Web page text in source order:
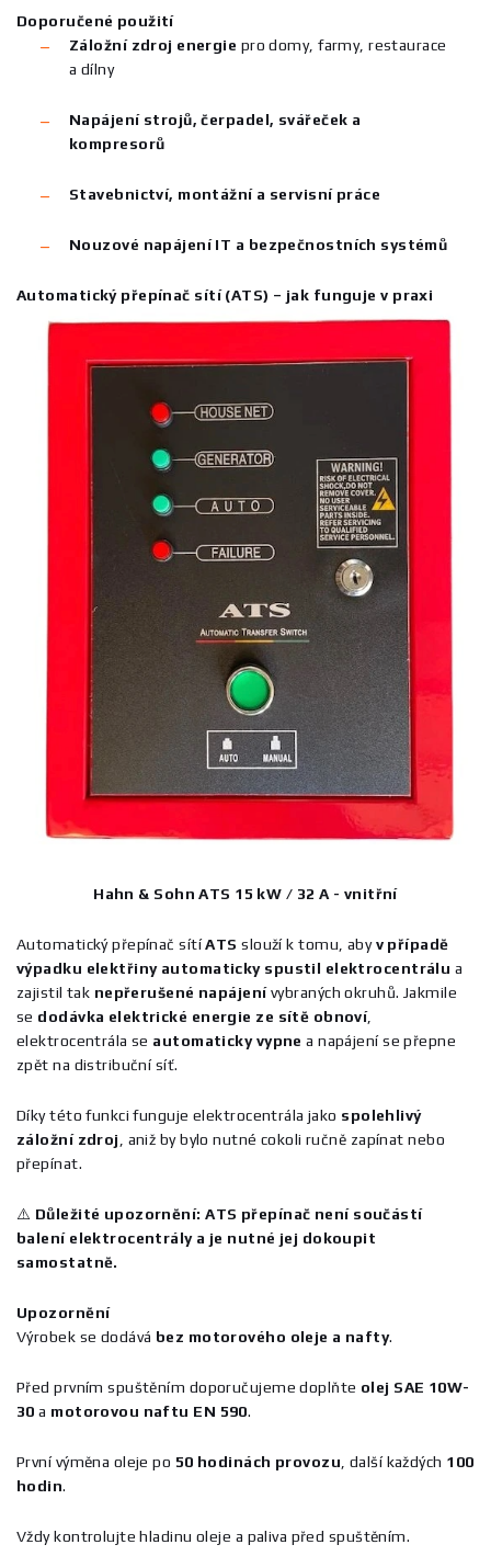
Doporučené použití
Záložní zdroj energie pro domy, farmy, restaurace
a dílny
Napájení strojů, čerpadel, svářeček a
kompresorů
Stavebnictví, montážní a servisní práce
Nouzové napájení IT a bezpečnostních systémů
Automatický přepínač sítí (ATS) – jak funguje v praxi
Hahn & Sohn ATS 15 kW / 32 A - vnitřní
Automatický přepínač sítíATS slouží k tomu, abyv případě
výpadku elektřiny automaticky spustil elektrocentrálu a
zajistil tak nepřerušené napájenívybraných okruhů. Jakmile
se dodávka elektrické energie ze sítě obnoví,
elektrocentrála se automaticky vypne a napájení se přepne
zpět na distribuční síť.
Díky této funkci funguje elektrocentrála jako spolehlivý
záložní zdroj
, aniž by bylo nutné cokoli ručně zapínat nebo
přepínat.
⚠️ Důležité upozornění:ATS přepínač není součástí
balení elektrocentrály a je nutné jej dokoupit
samostatně.
Upozornění
Výrobek se dodává bez motorového oleje a nafty.
Před prvním spuštěním doporučujeme doplňte olej SAE 10W-
30 a motorovou naftu EN 590.
První výměna oleje po 50 hodinách provozu , další každých 100
hodin.
Vždy kontrolujte hladinu oleje a paliva před spuštěním.